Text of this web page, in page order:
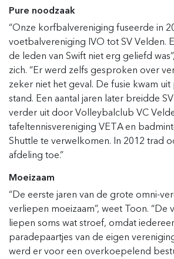
Pure noodzaak
“Onze korfbalvereniging fuseerde in
voetbalvereniging IVO tot SV Velden.
de leden van Swift niet erg geliefd
zich. “Er werd zelfs gesproken over
zeker niet het geval. De fusie kwam
stand. Een aantal jaren later breidde
verder uit door Volleybalclub VC
tafeltennisvereniging VETA en
Shuttle te verwelkomen. In 2012 trad
afdeling toe.”
Moeizaam
“De eerste jaren van de grote omni-
verliepen moeizaam”, weet Toon. “De
liepen soms wat stroef, omdat
paradepaartjes van de eigen
werd er voor een overkoepelend